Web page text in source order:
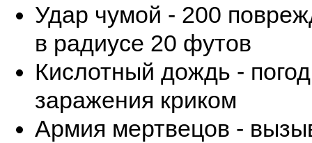
Удар чумой - 200
в радиусе 20 футов
Кислотный дождь -
заражения криком
Армия мертвецов -